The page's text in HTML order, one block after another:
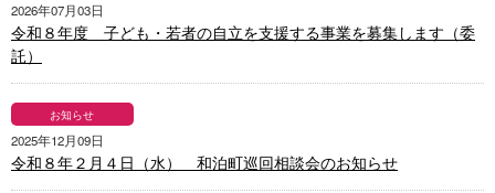
2026年07月03日
令和８年度 子ども・若者の自立を支援する事業を募集します（委
託）
お知らせ
2025年12月09日
令和８年２月４日（水） 和泊町巡回相談会のお知らせ